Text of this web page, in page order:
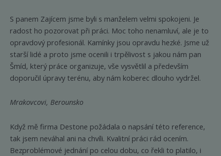
S panem Zajícem jsme byli s manželem velmi spokojeni. Je
radost ho pozorovat při práci. Moc toho nenamluví, ale je to
opravdový profesionál. Kamínky jsou opravdu hezké. Jsme už
starší lidé a proto jsme ocenili i trpělivost s jakou nám pan
Šmíd, který práce organizuje, vše vysvětlil a především
doporučil úpravy terénu, aby nám koberec dlouho vydržel.
Mrakovcovi, Berounsko
Když mě firma Destone požádala o napsání této reference,
tak jsem neváhal ani na chvíli. Kvalitní práci rád ocením.
Bezproblémové jednání po celou dobu, co řekli to platilo, i